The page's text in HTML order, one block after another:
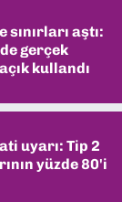
sınırları aştı:
gerçek
kullandı
uyarı: Tip 2
yüzde 80'i